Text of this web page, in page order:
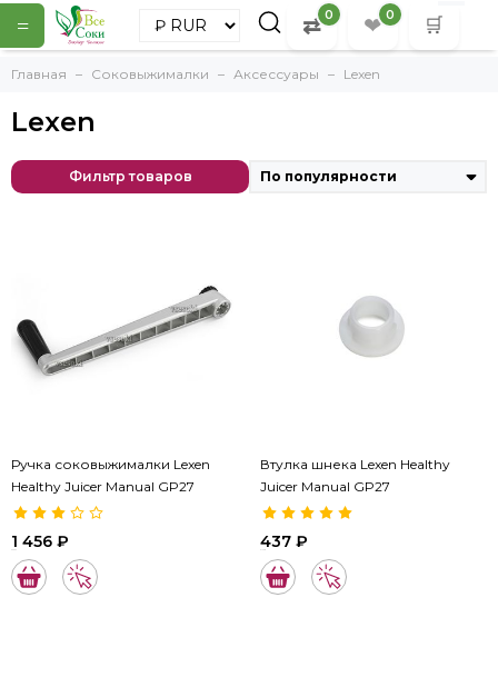
= ⇄ 0 ❤ 0 🛒
Главная Соковыжималки Аксессуары Lexen
Lexen
Материал: сверхпрочный пластик с металической вставкой.
Втулка шнека Lexen Healthy Juicer Manual GP27
Материал: сверхпрочный пластик.
Шнек соковыжималки Lexen Healthy Juicer Manual GP27
Материал: сверхпрочный пластик с металлической вставкой.
Lexen
Фильтр товаров
Ручка соковыжималки Lexen
Healthy Juicer Manual GP27
1 456 ₽
Втулка шнека Lexen Healthy
Juicer Manual GP27
437 ₽